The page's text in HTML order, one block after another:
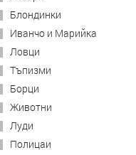
Блондинки
Иванчо и Марийка
Ловци
Тъпизми
Борци
Животни
Луди
Полицаи